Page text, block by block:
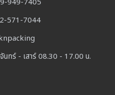
571-7044
จันทร์ - เสาร์ 08.30 - 17.00 น.